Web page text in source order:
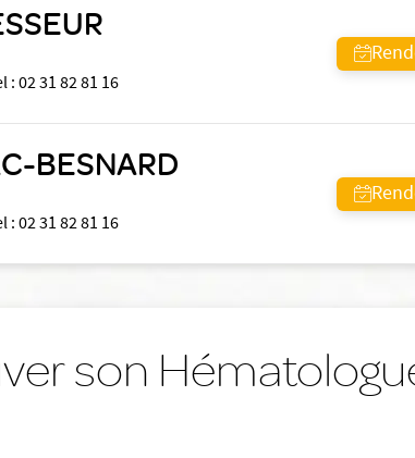
:02 31 82 81 16
BESNARD
:02 31 82 81 16
son